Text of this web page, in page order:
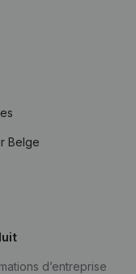
Belge
d’entreprise